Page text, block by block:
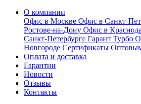
О компании
Офис в Москве Офис в Санкт-
Ростове-на-Дону Офис в
Санкт-Петербурге Гарант Турбо
Новгороде Сертификаты
Оплата и доставка
Гарантии
Новости
Отзывы
Контакты